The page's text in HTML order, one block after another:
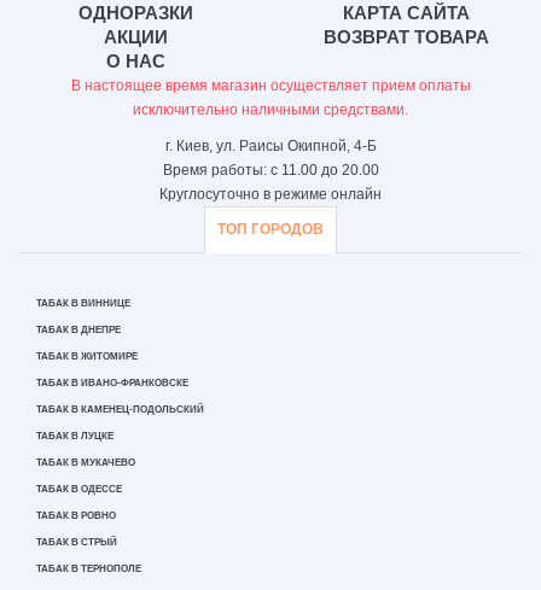
ОДНОРАЗКИ
АКЦИИ
О НАС
КАРТА САЙТА
ВОЗВРАТ ТОВАРА
В настоящее время магазин осуществляет прием оплаты
исключительно наличными средствами.
г. Киев, ул. Раисы Окипной, 4-Б
Время работы: с 11.00 до 20.00
Круглосуточно в режиме онлайн
ТОП ГОРОДОВ
ТАБАК В ВИННИЦЕ
ТАБАК В ДНЕПРЕ
ТАБАК В ЖИТОМИРЕ
ТАБАК В ИВАНО-ФРАНКОВСКЕ
ТАБАК В КАМЕНЕЦ-ПОДОЛЬСКИЙ
ТАБАК В ЛУЦКЕ
ТАБАК В МУКАЧЕВО
ТАБАК В ОДЕССЕ
ТАБАК В РОВНО
ТАБАК В СТРЫЙ
ТАБАК В ТЕРНОПОЛЕ